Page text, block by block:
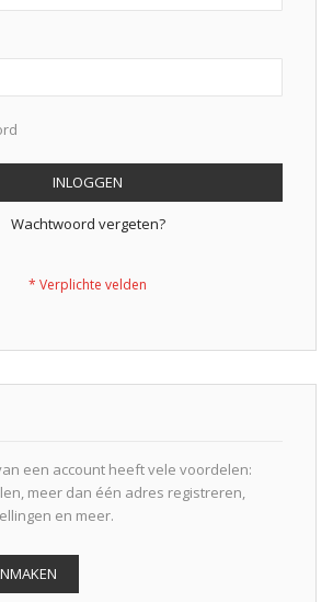
INLOGGEN
Wachtwoord vergeten?
een account heeft vele voordelen:
meer dan één adres registreren,
en meer.